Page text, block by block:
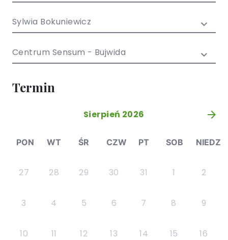
młodzieży
Sylwia Bokuniewicz
Centrum Sensum - Bujwida
Termin
Sierpień 2026 »
PON WT ŚR CZW PT SOB NIEDZ
27 28 29 30 31 1 2
3 4 5 6 7 8 9
10 11 12 13 14 15 16